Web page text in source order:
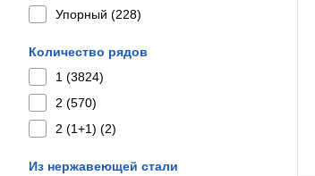
Упорный (228)
Количество рядов
1 (3824)
2 (570)
2 (1+1) (2)
Из нержавеющей стали